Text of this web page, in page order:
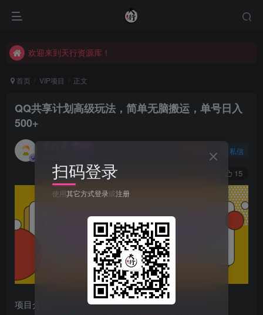
欢迎来到天行资源库！
首页 VIP项目 正文
QQ共享计划高级玩法，简单无脑搬运，单号日入
500+
私信
15
项目介绍：
扫码登录
使用其它方式登录或注册